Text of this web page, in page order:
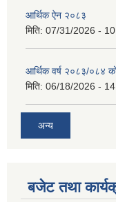
आर्थिक ऐन २०८३
मिति: 07/31/2026 -
आर्थिक वर्ष २०८३/०८४ को
मिति: 06/18/2026 -
अन्य
बजेट तथा